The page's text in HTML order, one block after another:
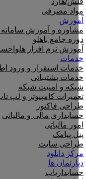
مواد مصرفی
آموزش
مشاوره و آموزش سامانه
دوره جامع باهلو
آموزش نرم افزار
خدمات
خدمات استقرار و ورود
خدمات پشتیبانی
شبکه و امنیت شبکه
تعمیرات کامپیوتر و لپ
طراحی فاکتور
حسابداری مالی و مالیاتی
امور مالیاتی
پنل پیامک
طراحی سایت
مرکز دانلود
دپارتمان ها
حسابداریاب